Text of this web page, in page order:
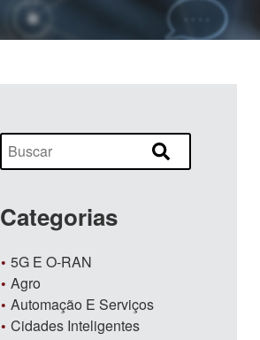
Categorias
5G E O-RAN
Agro
Automação E Serviços
Cidades Inteligentes